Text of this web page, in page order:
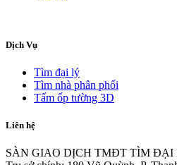
Dịch Vụ
Tìm đại lý
Tìm nhà phân phối
Tấm ốp tường 3D
Liên hệ
SÀN GIAO DỊCH TMĐT TÌM ĐẠI